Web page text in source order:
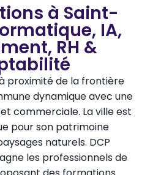
à Saint-
IA,
RH &
proximité de la frontière
dynamique avec une
commerciale. La ville est
pour son patrimoine
naturels. DCP
les professionnels de